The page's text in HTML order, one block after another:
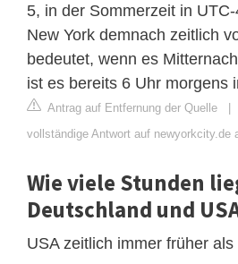
5, in der Sommerzeit in
New York demnach zeitlich
bedeutet, wenn es
ist es bereits 6 Uhr morgens
Antrag auf Entfernung der Quelle |
vollständige Antwort auf newyorkcity.de
Wie viele Stunden
Deutschland und
USA zeitlich immer früher